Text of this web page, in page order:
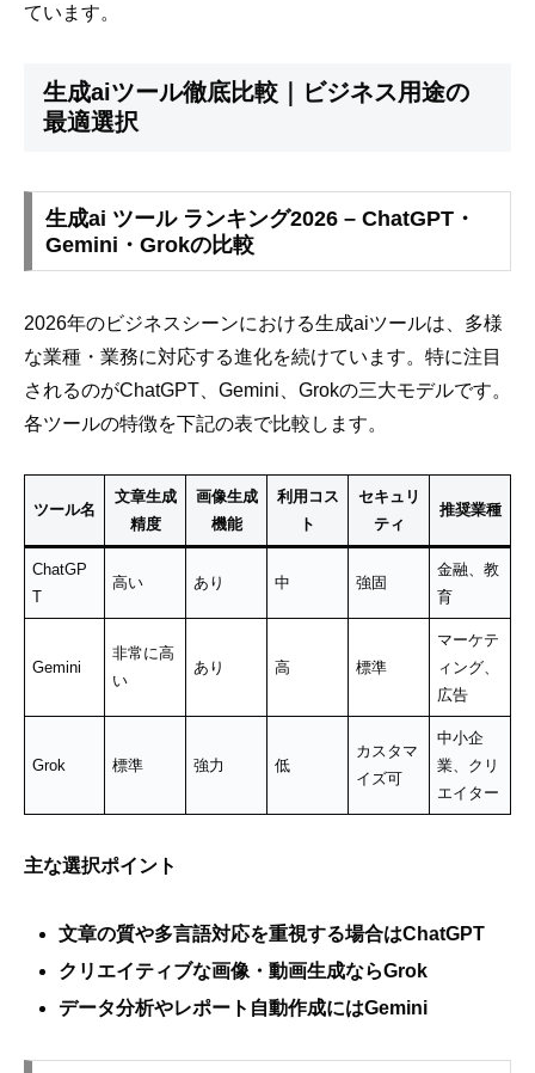
ています。
生成aiツール徹底比較｜ビジネス用途の
最適選択
生成ai ツール ランキング2026 – ChatGPT・
Gemini・Grokの比較
2026年のビジネスシーンにおける生成aiツールは、多様
な業種・業務に対応する進化を続けています。特に注目
されるのがChatGPT、Gemini、Grokの三大モデルです。
各ツールの特徴を下記の表で比較します。
ツール名
文章生成
精度
画像生成
機能
利用コス
ト
セキュリ
ティ
推奨業種
ChatGP
T
高い あり 中 強固
金融、教
育
Gemini
非常に高
い
あり 高 標準
マーケテ
ィング、
広告
Grok 標準 強力 低
カスタマ
イズ可
中小企
業、クリ
エイター
主な選択ポイント
文章の質や多言語対応を重視する場合はChatGPT
クリエイティブな画像・動画生成ならGrok
データ分析やレポート自動作成にはGemini